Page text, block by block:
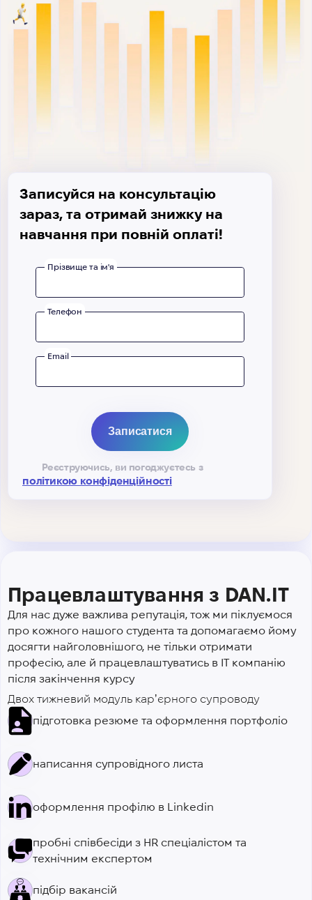
Записуйся на консультацію
зараз, та отримай знижку на
навчання при повній оплаті!
Прізвище та ім'я
Телефон
Email
Реєструючись, ви погоджуєтесь з
політикою конфіденційності
Працевлаштування з DAN.IT
Для нас дуже важлива репутація, тож ми піклуємося
про кожного нашого студента та допомагаємо йому
досягти найголовнішого, не тільки отримати
професію, але й працевлаштуватись в IT компанію
після закінчення курсу
Двох тижневий модуль карʼєрного супроводу
підготовка резюме та оформлення портфоліо
написання супровідного листа
оформлення профілю в Linkedin
пробні співбесіди з HR спеціалістом та
технічним експертом
підбір вакансій